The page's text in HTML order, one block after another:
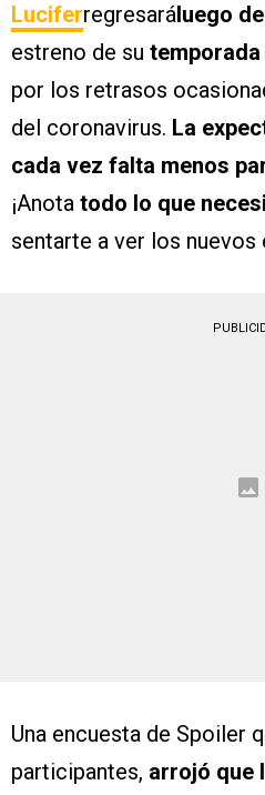
Luciferregresará luego
estreno de su temporada
por los retrasos
del coronavirus. La
cada vez falta menos
¡Anota todo lo que
sentarte a ver los nuevos
Una encuesta de Spoiler
participantes, arrojó que